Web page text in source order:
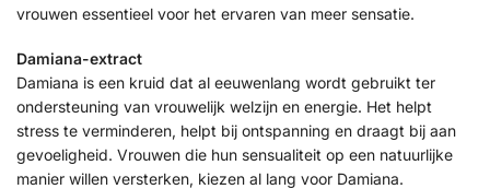
vrouwen essentieel voor het ervaren van meer sensatie.
Damiana-extract
Damiana is een kruid dat al eeuwenlang wordt gebruikt ter
ondersteuning van vrouwelijk welzijn en energie. Het helpt
stress te verminderen, helpt bij ontspanning en draagt bij aan
gevoeligheid. Vrouwen die hun sensualiteit op een natuurlijke
manier willen versterken, kiezen al lang voor Damiana.